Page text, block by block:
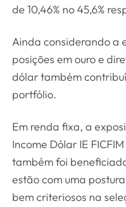
de 10,46% no 45,6%
Ainda considerando a
posições em ouro e
dólar também
portfólio.
Em renda fixa, a
Income Dólar IE
também foi
estão com uma
bem criteriosos na